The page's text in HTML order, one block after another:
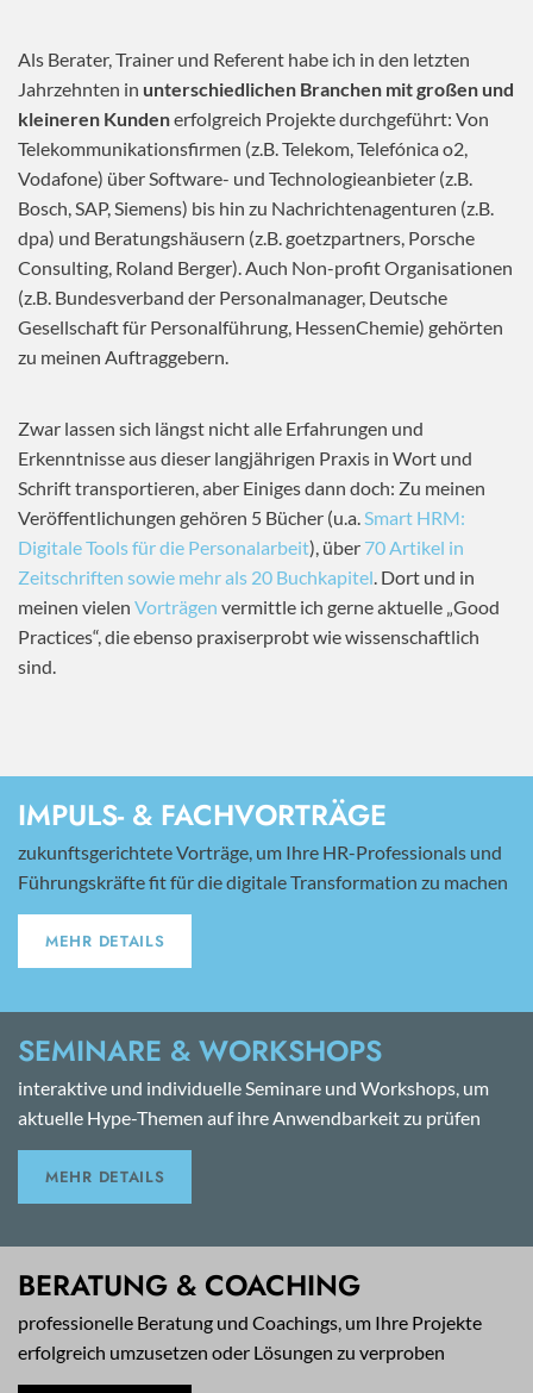
Als Berater, Trainer und Referent habe ich in den letzten
Jahrzehnten in unterschiedlichen Branchen mit großen und
kleineren Kundenerfolgreich Projekte durchgeführt: Von
Telekommunikationsfirmen (z.B. Telekom, Telefónica o2,
Vodafone) über Software- und Technologieanbieter (z.B.
Bosch, SAP, Siemens) bis hin zu Nachrichtenagenturen (z.B.
dpa) und Beratungshäusern (z.B. goetzpartners, Porsche
Consulting, Roland Berger). Auch Non-profit Organisationen
(z.B. Bundesverband der Personalmanager, Deutsche
Gesellschaft für Personalführung, HessenChemie) gehörten
zu meinen Auftraggebern.
Zwar lassen sich längst nicht alle Erfahrungen und
Erkenntnisse aus dieser langjährigen Praxis in Wort und
Schrift transportieren, aber Einiges dann doch: Zu meinen
Veröffentlichungen gehören 5 Bücher (u.a.Smart HRM:
Digitale Tools für die Personalarbeit), über 70 Artikel in
Zeitschriften sowie mehr als 20 Buchkapitel. Dort und in
meinen vielen Vorträgen vermittle ich gerne aktuelle „Good
Practices“, die ebenso praxiserprobt wie wissenschaftlich
sind.
IMPULS- & FACHVORTRÄGE
zukunftsgerichtete Vorträge, um Ihre HR-Professionals und
Führungskräfte fit für die digitale Transformation zu machen
MEHR DETAILS
SEMINARE & WORKSHOPS
interaktive und individuelle Seminare und Workshops, um
aktuelle Hype-Themen auf ihre Anwendbarkeit zu prüfen
MEHR DETAILS
BERATUNG & COACHING
professionelle Beratung und Coachings, um Ihre Projekte
erfolgreich umzusetzen oder Lösungen zu verproben